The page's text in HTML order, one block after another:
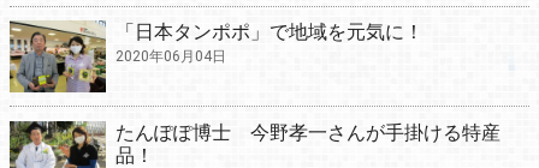
「日本タンポポ」で地域を元気に！
2020年06月04日
たんぽぽ博士 今野孝一さんが手掛ける特産
品！